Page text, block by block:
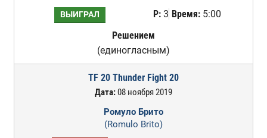
ВЫИГРАЛ Р:3 Время:5:00
Решением
(единогласным)
TF 20 Thunder Fight 20
Дата:08 ноября 2019
Ромуло Брито
(Romulo Brito)